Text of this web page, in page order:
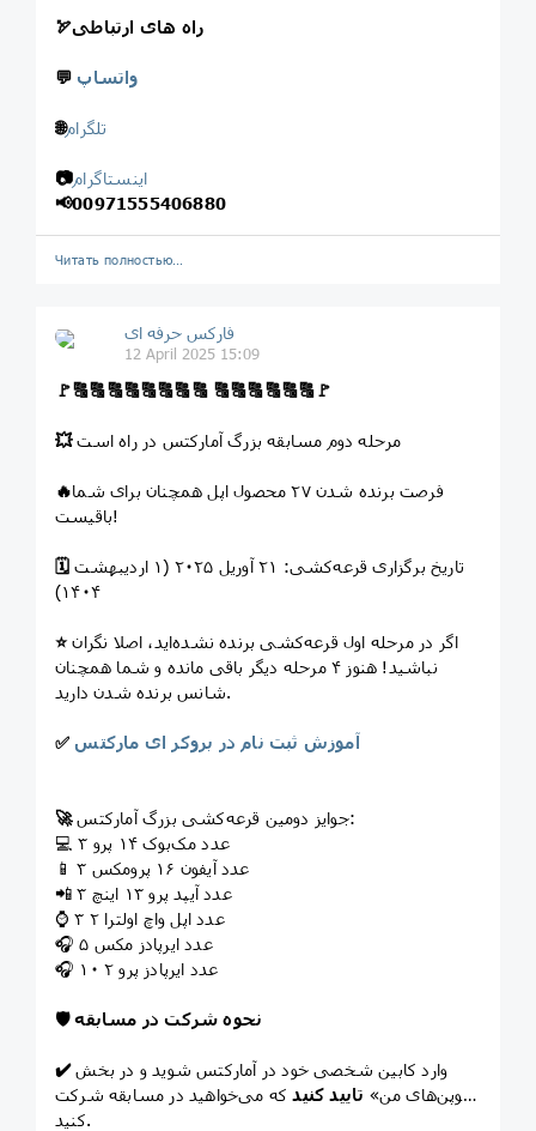
🏹راه های ارتباطی
💬 واتساپ
🌐تلگرام
📷اینستاگرام
📢00971555406880
Читать полностью…
فارکس حرفه ای
12 April 2025 15:09
🚩🔠🔠🔠🔠🔠🔠🔠🔠 🔠🔠🔠🔠🔠🔠🚩
💥 مرحله دوم مسابقه بزرگ آمارکتس در راه است
🔥فرصت برنده شدن ۲۷ محصول اپل همچنان برای شما
باقیست!
🗓 تاریخ برگزاری قرعه‌کشی: ۲۱ آوریل ۲۰۲۵ (۱ اردیبهشت
۱۴۰۴)
⭐️اگر در مرحله اول قرعه‌کشی برنده نشده‌اید، اصلا نگران
نباشید! هنوز ۴ مرحله دیگر باقی مانده و شما همچنان
شانس برنده شدن دارید.
✅ آموزش ثبت نام در بروکر ای مارکتس
🚀
جوایز دومین قرعه‌کشی بزرگ آمارکتس:
💻 ۳ عدد مک‌بوک ۱۴ پرو
📱 ۳ عدد آیفون ۱۶ پرومکس
📲 ۳ عدد آیپد پرو ۱۳ اینچ
⌚️ ۳ عدد اپل واچ اولترا ۲
🎧 ۵ عدد ایرپادز مکس
🎧 ۱۰ عدد ایرپادز پرو ۲
🛡 نحوه شرکت در مسابقه
✔️ وارد کابین شخصی خود در آمارکتس شوید و در بخش
«کوپن‌های من» تایید کنید که می‌خواهید در مسابقه شرکت
کنید.